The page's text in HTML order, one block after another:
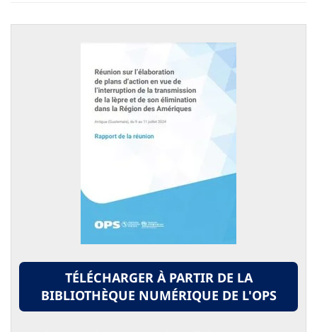
TÉLÉCHARGER À PARTIR DE LA
BIBLIOTHÈQUE NUMÉRIQUE DE L'OPS